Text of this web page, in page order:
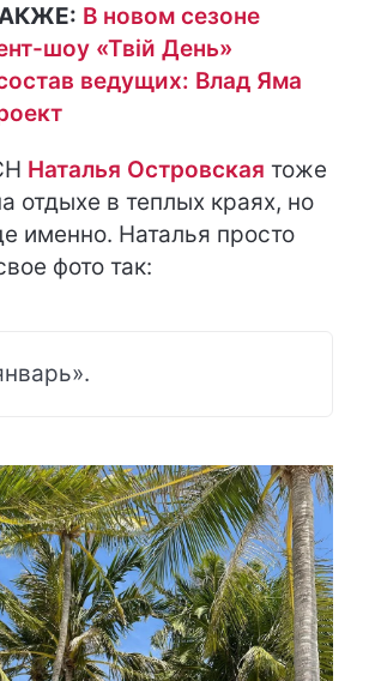
В новом сезоне
шоу «Твій День»
ведущих: Влад Яма
Наталья Островская тоже
отдыхе в теплых краях, но
именно. Наталья просто
фото так: